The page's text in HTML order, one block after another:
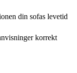
din sofas levetid
korrekt